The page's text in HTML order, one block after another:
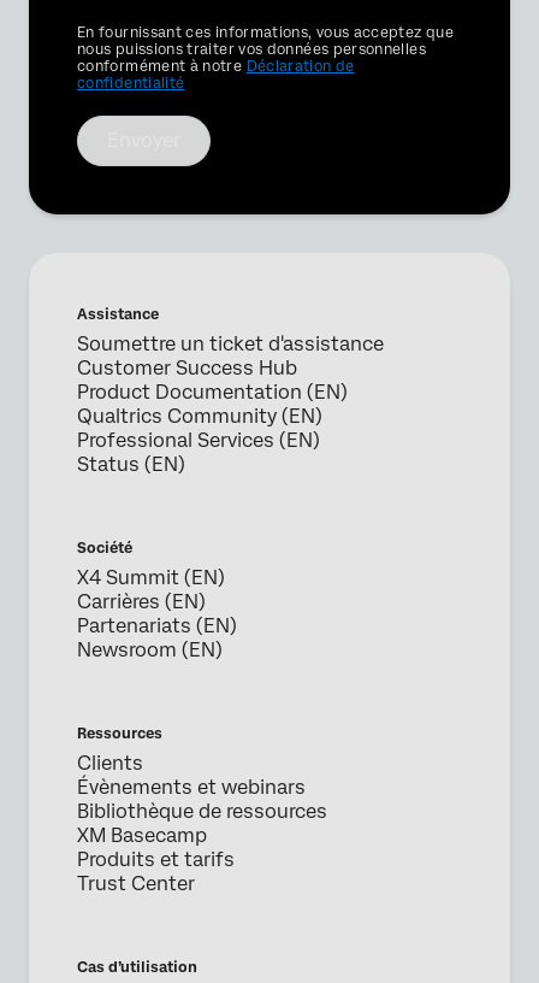
Privacy
Optin
En fournissant ces informations, vous acceptez que
nous puissions traiter vos données personnelles
conformément à notre Déclaration de
confidentialité
Assistance
Soumettre un ticket d'assistance
Customer Success Hub
Product Documentation (EN)
Qualtrics Community (EN)
Professional Services (EN)
Status (EN)
Société
X4 Summit (EN)
Carrières (EN)
Partenariats (EN)
Newsroom (EN)
Ressources
Clients
Évènements et webinars
Bibliothèque de ressources
XM Basecamp
Produits et tarifs
Trust Center
Cas d’utilisation